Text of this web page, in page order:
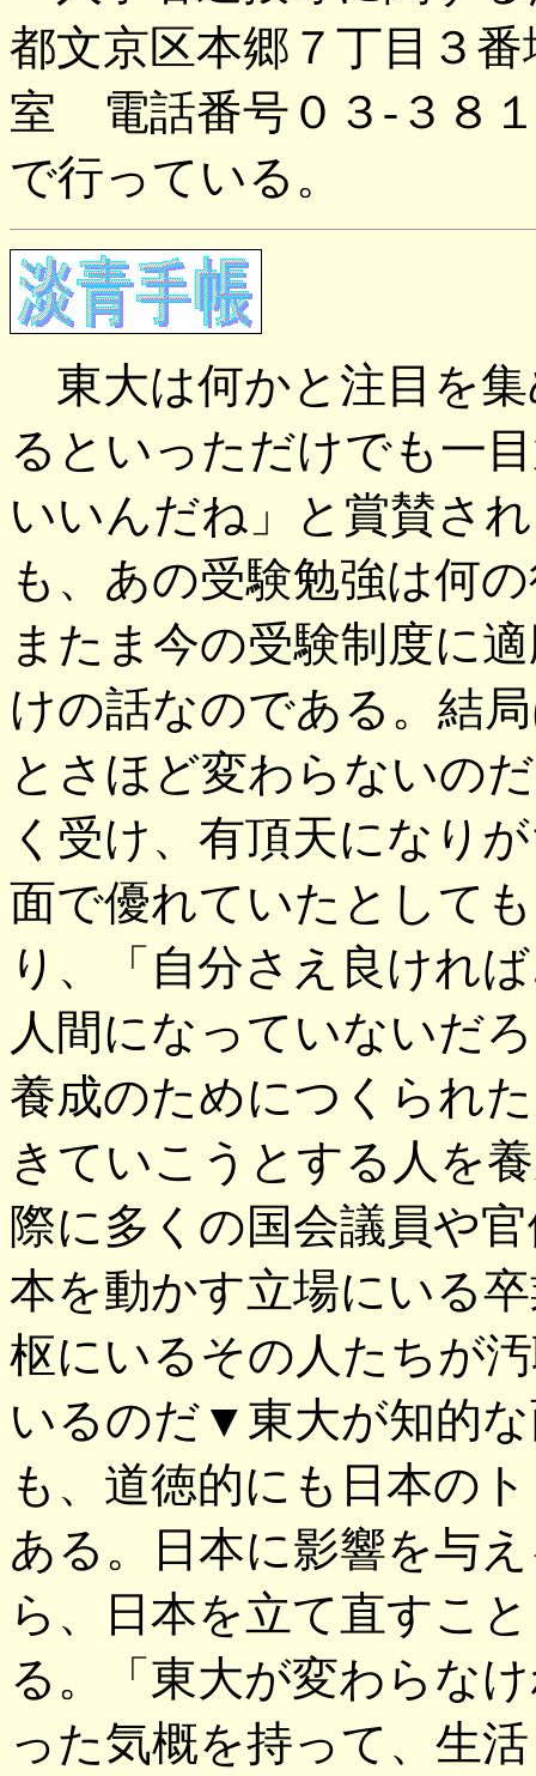
都文京区本郷７丁目３
室 電話番号０３-３８
で行っている。
東大は何かと注目を
るといっただけでも一
いいんだね」と賞賛さ
も、あの受験勉強は何
またま今の受験制度に
けの話なのである。結
とさほど変わらないの
く受け、有頂天になり
面で優れていたとして
り、「自分さえ良けれ
人間になっていないだ
養成のためにつくられ
きていこうとする人を
際に多くの国会議員や
本を動かす立場にいる
枢にいるその人たちが
いるのだ▼東大が知的
も、道徳的にも日本の
ある。日本に影響を与
ら、日本を立て直すこ
る。「東大が変わらな
った気概を持って、生